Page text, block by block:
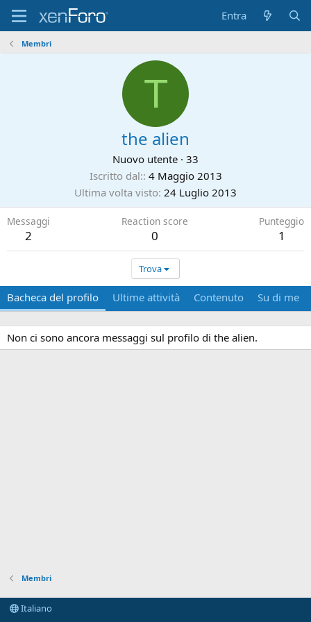
Entra
Membri
T
the alien
Nuovo utente · 33
Iscritto dal: 4 Maggio 2013
Ultima volta visto 24 Luglio 2013
Messaggi
2
Reaction score
0
Punteggio
1
Trova
Bacheca del profilo Ultime attività Contenuto Su di me
Non ci sono ancora messaggi sul profilo di the alien.
Membri
Italiano